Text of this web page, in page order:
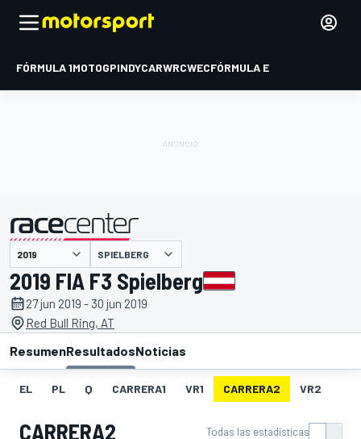
FÓRMULA 1MOTOGPINDYCARWRCWECFÓRMULA E
presentado por SPIELBERG
2019 FIA F3 Spielberg
27 jun 2019 - 30 jun 2019
Red Bull Ring, AT
ResumenResultadosNoticias
EL PL Q CARRERA1 VR1 CARRERA2 VR2
CARRERA2 Todas las estadísticas